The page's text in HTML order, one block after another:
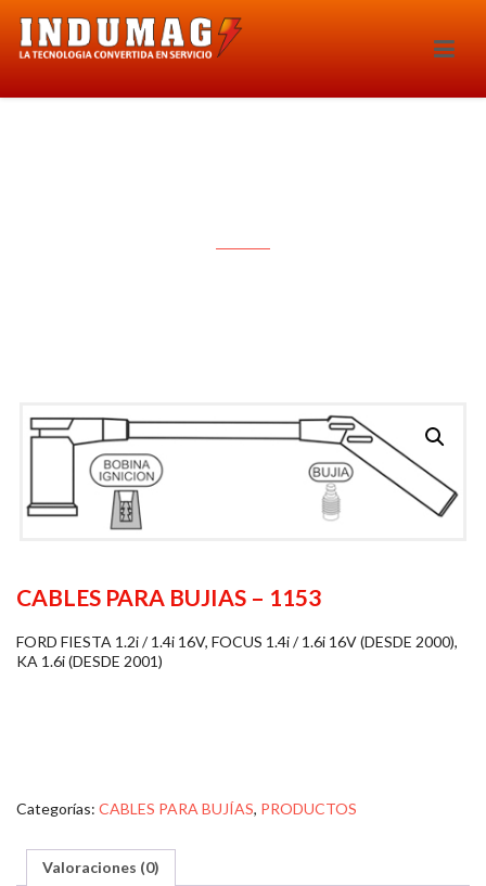
CABLES PARA BUJIAS – 1153
FORD FIESTA 1.2i / 1.4i 16V, FOCUS 1.4i / 1.6i 16V (DESDE 2000),
KA 1.6i (DESDE 2001)
Categorías: CABLES PARA BUJÍAS, PRODUCTOS
Valoraciones (0)